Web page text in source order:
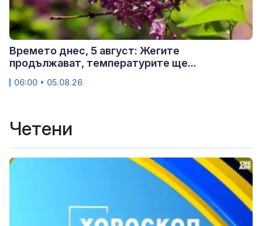
Времето днес, 5 август: Жегите
продължават, температурите ще...
06:00 • 05.08.26
Четени